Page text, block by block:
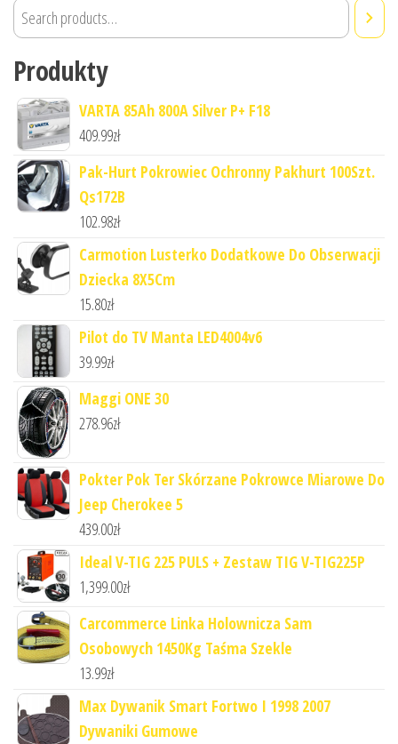
Produkty
VARTA 85Ah 800A Silver P+ F18
409.99zł
Pak-Hurt Pokrowiec Ochronny Pakhurt 100Szt.
Qs172B
102.98zł
Carmotion Lusterko Dodatkowe Do Obserwacji
Dziecka 8X5Cm
15.80zł
Pilot do TV Manta LED4004v6
39.99zł
Maggi ONE 30
278.96zł
Pokter Pok Ter Skórzane Pokrowce Miarowe Do
Jeep Cherokee 5
439.00zł
Ideal V-TIG 225 PULS + Zestaw TIG V-TIG225P
1,399.00zł
Carcommerce Linka Holownicza Sam
Osobowych 1450Kg Taśma Szekle
13.99zł
Max Dywanik Smart Fortwo I 1998 2007
Dywaniki Gumowe